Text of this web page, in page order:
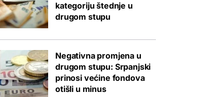
kategoriju štednje u
drugom stupu
Negativna promjena u
drugom stupu: Srpanjski
prinosi većine fondova
otišli u minus